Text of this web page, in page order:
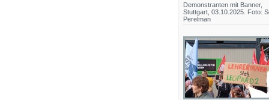
Demonstranten mit Banner,
Stuttgart, 03.10.2025. Foto:
Perelman